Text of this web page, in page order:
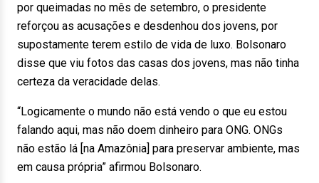
por queimadas no mês de setembro, o presidente
reforçou as acusações e desdenhou dos jovens, por
supostamente terem estilo de vida de luxo. Bolsonaro
disse que viu fotos das casas dos jovens, mas não tinha
certeza da veracidade delas.
“Logicamente o mundo não está vendo o que eu estou
falando aqui, mas não doem dinheiro para ONG. ONGs
não estão lá [na Amazônia] para preservar ambiente, mas
em causa própria” afirmou Bolsonaro.